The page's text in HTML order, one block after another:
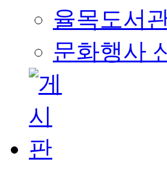
율목도서
문화행사